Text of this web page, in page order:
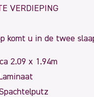
VERDIEPING
komt u in de twee
2.09 x 1.94m